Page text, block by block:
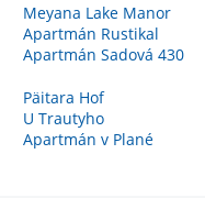
Meyana Lake Manor
Apartmán Rustikal
Apartmán Sadová 430
Päitara Hof
U Trautyho
Apartmán v Plané